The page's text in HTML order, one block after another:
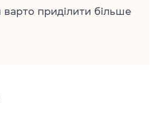
приділити більше